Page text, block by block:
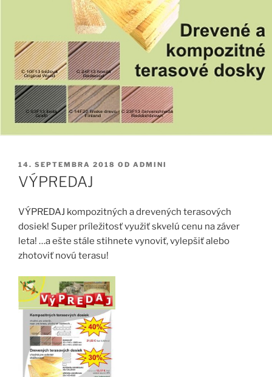
PUBLIKOVANÉ
14. SEPTEMBRA 2018 OD ADMINI
VÝPREDAJ
VÝPREDAJ kompozitných a drevených terasových
dosiek! Super príležitosť využiť skvelú cenu na záver
leta! …a ešte stále stihnete vynoviť, vylepšiť alebo
zhotoviť novú terasu!